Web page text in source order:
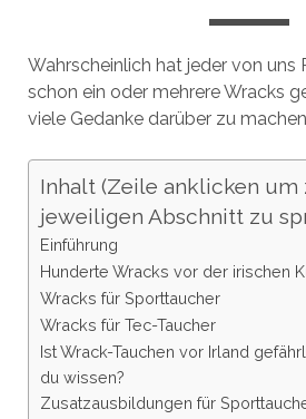
Wahrscheinlich hat jeder von uns
schon ein oder mehrere Wracks
viele Gedanke darüber zu
Inhalt (Zeile anklicken um
jeweiligen Abschnitt zu
Einführung
Hunderte Wracks vor der irischen
Wracks für Sporttaucher
Wracks für Tec-Taucher
Ist Wrack-Tauchen vor Irland
du wissen?
Zusatzausbildungen für